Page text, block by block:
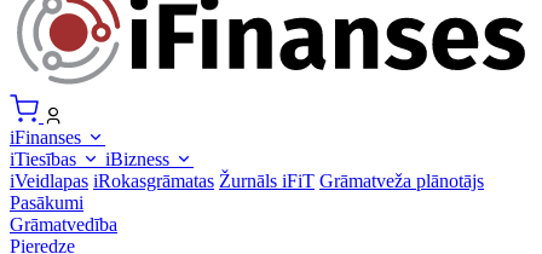
iFinanses
iTiesības
iBizness
iVeidlapas iRokasgrāmatas Žurnāls iFiT Grāmatveža plānotājs
Pasākumi
Grāmatvedība
Pieredze